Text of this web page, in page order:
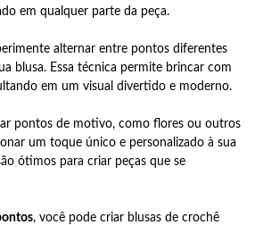
em qualquer parte da peça.
alternar entre pontos diferentes
blusa. Essa técnica permite brincar com
em um visual divertido e moderno.
pontos de motivo, como flores ou outros
um toque único e personalizado à sua
ótimos para criar peças que se
, você pode criar blusas de crochê